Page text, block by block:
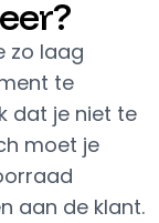
zo laag
te
dat je niet te
moet je
aan de klant.